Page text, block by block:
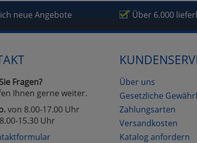
neue Angebote Über 6.000
Fragen?
Ihnen gerne weiter.
von 8.00-17.00 Uhr
15.30 Uhr
Über uns
Gesetzliche
Zahlungsarten
Versandkosten
Katalog anfordern
zurückzu Haupptseite